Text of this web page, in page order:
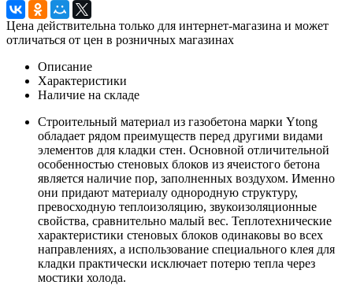
Цена действительна только для интернет-магазина и может
отличаться от цен в розничных магазинах
Описание
Характеристики
Наличие на складе
Строительный материал из газобетона марки Ytong
обладает рядом преимуществ перед другими видами
элементов для кладки стен. Основной отличительной
особенностью стеновых блоков из ячеистого бетона
является наличие пор, заполненных воздухом. Именно
они придают материалу однородную структуру,
превосходную теплоизоляцию, звукоизоляционные
свойства, сравнительно малый вес. Теплотехнические
характеристики стеновых блоков одинаковы во всех
направлениях, а использование специального клея для
кладки практически исключает потерю тепла через
мостики холода.